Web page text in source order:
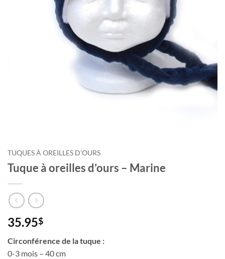
TUQUES À OREILLES D'OURS
Tuque à oreilles d’ours – Marine
35.95$
Circonférence de la tuque :
0-3 mois – 40 cm